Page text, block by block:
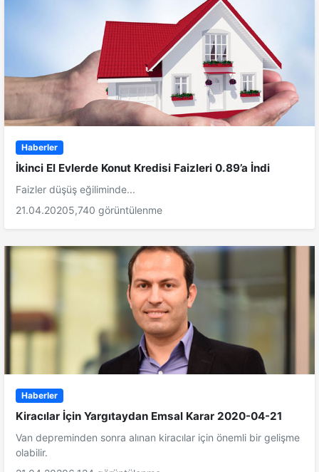
Haberler
İkinci El Evlerde Konut Kredisi Faizleri 0.89’a İndi
Faizler düşüş eğiliminde...
21.04.20205,740 görüntülenme
Haberler
Kiracılar İçin Yargıtaydan Emsal Karar 2020-04-21
Van depreminden sonra alınan kiracılar için önemli bir gelişme
olabilir.